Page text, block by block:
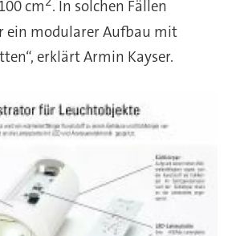
cm . In solchen Fällen
ein modularer Aufbau mit
erklärt Armin Kayser.